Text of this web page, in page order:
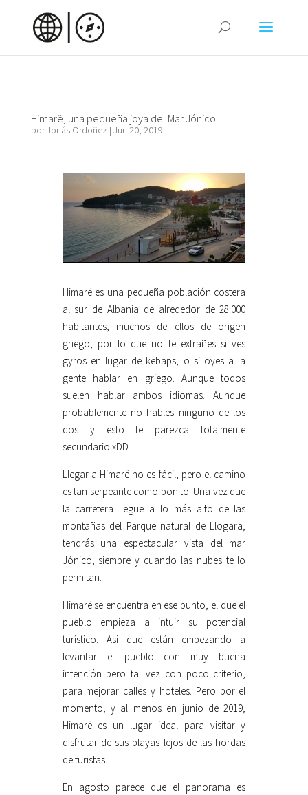
Himarë, una pequeña joya del Mar Jónico
porJonás Ordoñez | Jun 20, 2019
Himarë es una pequeña población costera
al sur de Albania de alrededor de 28.000
habitantes, muchos de ellos de origen
griego, por lo que no te extrañes si ves
gyros en lugar de kebaps, o si oyes a la
gente hablar en griego. Aunque todos
suelen hablar ambos idiomas. Aunque
probablemente no hables ninguno de los
dos y esto te parezca totalmente
secundario xDD.
Llegar a Himarë no es fácil, pero el camino
es tan serpeante como bonito. Una vez que
la carretera llegue a lo más alto de las
montañas del Parque natural de Llogara,
tendrás una espectacular vista del mar
Jónico, siempre y cuando las nubes te lo
permitan.
Himarë se encuentra en ese punto, el que el
pueblo empieza a intuir su potencial
turístico. Asi que están empezando a
levantar el pueblo con muy buena
intención pero tal vez con poco criterio,
para mejorar calles y hoteles. Pero por el
momento, y al menos en junio de 2019,
Himarë es un lugar ideal para visitar y
disfrutar de sus playas lejos de las hordas
de turistas.
En agosto parece que el panorama es